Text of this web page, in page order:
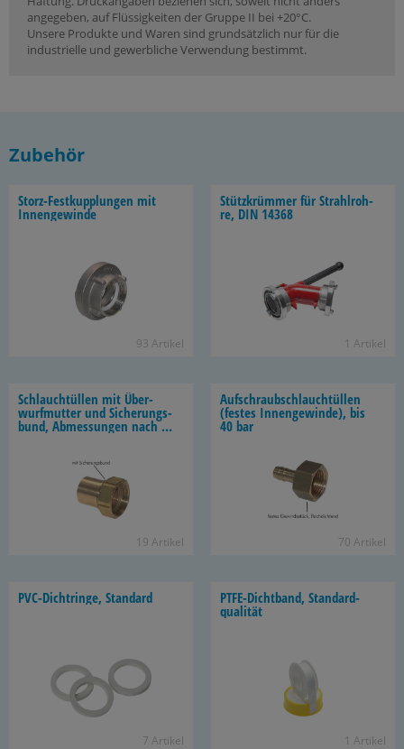
angegeben, auf Flüssigkeiten der Gruppe II bei +20°C.
Unsere Produkte und Waren sind grundsätzlich nur für die
industrielle und gewerbliche Verwendung bestimmt.
Zubehör
Storz-​Festkupplungen mit
In­nen­ge­win­de
93 Ar­ti­kel
Stütz­krüm­mer für Strahl­roh­
re, DIN 14368
1 Ar­ti­kel
Schlauch­tül­len mit Über­
wurf­mut­ter und Si­che­rungs­
bund, Ab­mes­sun­gen nach EN
19 Ar­ti­kel
Auf­schraub­schlauch­tül­len
(fes­tes In­nen­ge­win­de), bis
40 bar
70 Ar­ti­kel
PVC-​Dichtringe, Stan­dard
7 Ar­ti­kel
PTFE-​Dichtband, Stan­dard­
qua­li­tät
1 Ar­ti­kel